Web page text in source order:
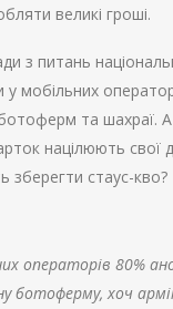
великі гроші.
з питань
мобільних
та шахраї.
націлюють
зберегти стаус-кво?
операторів 80%
ботоферму, хоч